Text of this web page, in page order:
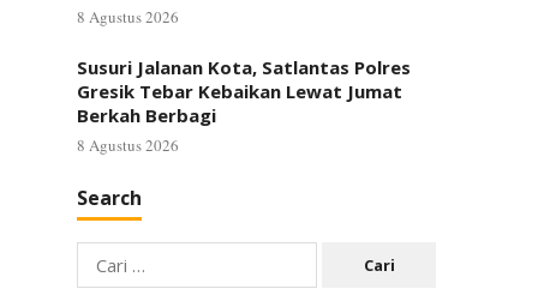
8 Agustus 2026
Susuri Jalanan Kota, Satlantas Polres
Gresik Tebar Kebaikan Lewat Jumat
Berkah Berbagi
8 Agustus 2026
Search
Cari
untuk: